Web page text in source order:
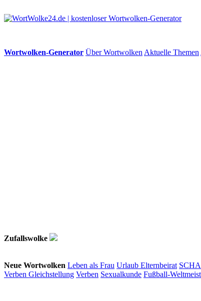
Wortwolken-Generator Über Wortwolken Aktuelle Themen
Zufallswolke
Neue Wortwolken Leben als Frau Urlaub Elternbeirat
Verben Gleichstellung Verben Sexualkunde Fußball-